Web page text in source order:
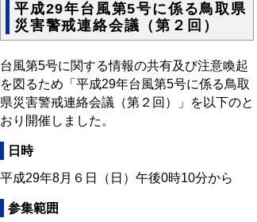
平成29年台風第5号に係る鳥取県
災害警戒連絡会議（第２回）
台風第5号に関する情報の共有及び注意喚起
を図るため「平成29年台風第5号に係る鳥取
県災害警戒連絡会議（第２回）」を以下のと
おり開催しました。
日時
平成29年8月６日（日）午後0時10分から
参集範囲